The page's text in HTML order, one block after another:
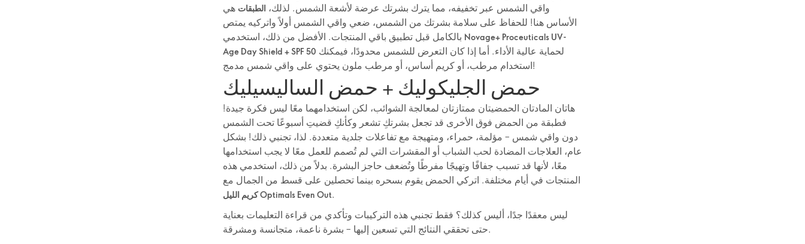
واقي الشمس عبر تخفيفه، مما يترك بشرتك عرضة لأشعة الشمس. لذلك، الطبقات هي
الأساس هنا! للحفاظ على سلامة بشرتك من الشمس، ضعي واقي الشمس أولاً واتركيه يمتص
Novage+ Proceuticals UV-
Age Day Shield + SPF 50
استخدام مرطب، أو كريم أساس، أو مرطب ملون يحتوي على واقي شمس مدمج!
حمض الجليكوليك + حمض الساليسيليك
هاتان المادتان الحمضيتان ممتازتان لمعالجة الشوائب، لكن استخدامهما معًا ليس فكرة جيدة!
فطبقة من الحمض فوق الأخرى قد تجعل بشرتكِ تشعر وكأنكِ قضيتِ أسبوعًا تحت الشمس
دون واقي شمس – مؤلمة، حمراء، ومتهيجة مع تفاعلات جلدية متعددة. لذا، تجنبي ذلك! بشكل
عام، العلاجات المضادة لحب الشباب أو المقشرات التي لم تُصمم للعمل معًا لا يجب استخدامها
معًا، لأنها قد تسبب جفافًا وتهيجًا مفرطًا وتُضعف حاجز البشرة. بدلاً من ذلك، استخدمي هذه
المنتجات في أيام مختلفة. اتركي الحمض يقوم بسحره بينما تحصلين على قسط من الجمال مع
كريم الليل Optimals Even Out.
ليس معقدًا جدًا، أليس كذلك؟ فقط تجنبي هذه التركيبات وتأكدي من قراءة التعليمات بعناية
حتى تحققي النتائج التي تسعين إليها – بشرة ناعمة، متجانسة ومشرقة.